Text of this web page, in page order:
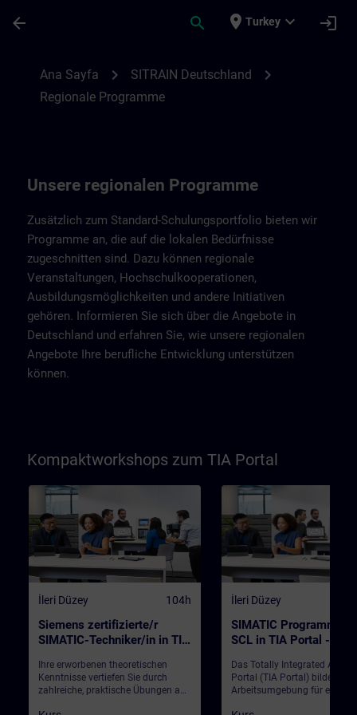
arrow_back search place Turkey expand_more login
Ana Sayfa chevron_right SITRAIN Deutschland chevron_right
Regionale Programme
Unsere regionalen Programme
Zusätzlich zum Standard-Schulungsportfolio bieten wir
Programme an, die auf die lokalen Bedürfnisse
zugeschnitten sind. Dazu können regionale
Veranstaltungen, Hochschulkooperationen,
Ausbildungsmöglichkeiten und andere Initiativen
gehören. Informieren Sie sich über die Angebote in
Deutschland und erfahren Sie, wie unsere regionalen
Angebote Ihre berufliche Entwicklung unterstützen
können.
Kompaktworkshops zum TIA Portal
İleri Düzey 104h
Siemens zertifizierte/r
SIMATIC-Techniker/in in TIA
Test)
Ihre erworbenen theoretischen
Kenntnisse vertiefen Sie durch
zahlreiche, praktische Übungen an
İleri Düzey
SIMATIC
SCL in TIA Portal -
(Präsenz-Training)
Das Totally Integrated
Portal (TIA Portal) bildet die
Arbeitsumgebung für ein